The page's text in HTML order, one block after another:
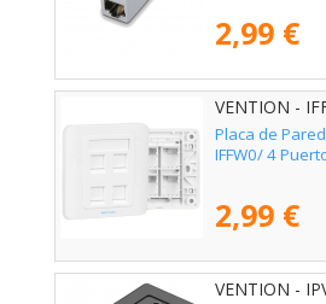
2,99 €
VENTION -
Placa de
IFFW0/ 4
2,99 €
VENTION -